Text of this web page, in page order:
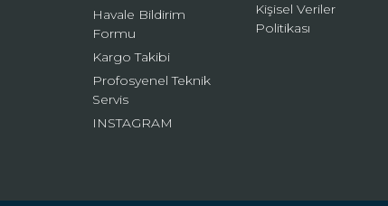
Havale Bildirim
Formu
Kargo Takibi
Profosyenel Teknik
Servis
INSTAGRAM
Kişisel Veriler
Politikası